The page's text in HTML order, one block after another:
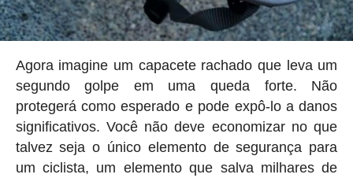
Agora imagine um capacete rachado que leva um
segundo golpe em uma queda forte. Não
protegerá como esperado e pode expô-lo a danos
significativos. Você não deve economizar no que
talvez seja o único elemento de segurança para
um ciclista, um elemento que salva milhares de